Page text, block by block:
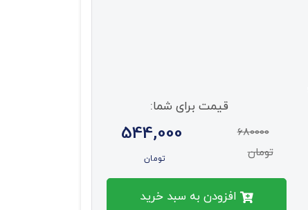
قیمت برای شما:
680000
تومان
544,000
تومان
افزودن به سبد خرید